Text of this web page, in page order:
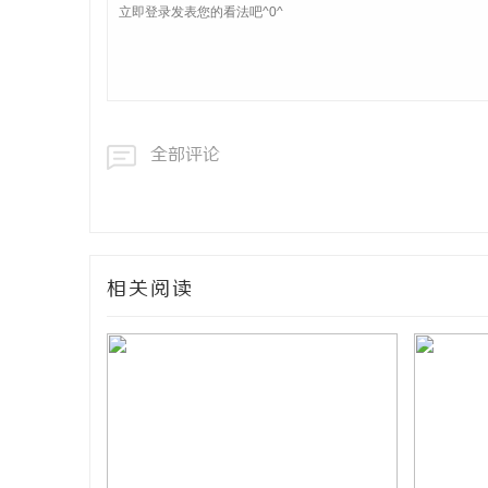
全部评论
相关阅读